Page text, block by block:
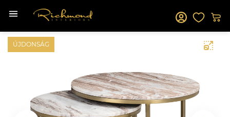
ÚJDONSÁG